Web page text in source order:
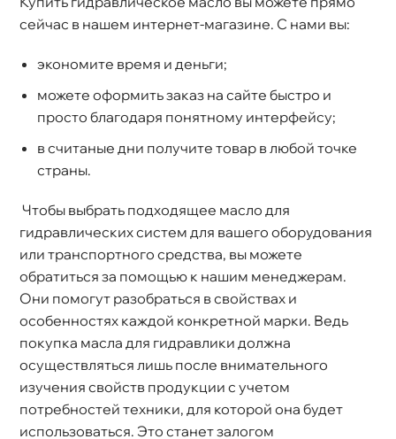
сейчас в нашем интернет-магазине. С нами вы:
экономите время и деньги;
можете оформить заказ на сайте быстро и
просто благодаря понятному интерфейсу;
считаные дни получите товар в любой точке
страны.
Чтобы выбрать подходящее масло для
идравлических систем для вашего оборудования
или транспортного средства, вы можете
обратиться за помощью к нашим менеджерам.
Они помогут разобраться в свойствах и
особенностях каждой конкретной марки. Ведь
покупка масла для гидравлики должна
осуществляться лишь после внимательного
изучения свойств продукции с учетом
потребностей техники, для которой она будет
использоваться. Это станет залогом